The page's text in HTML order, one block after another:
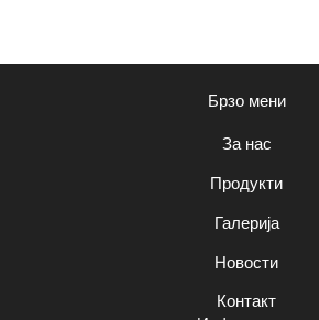
Брзо мени
За нас
Продукти
Галерија
Новости
Контакт